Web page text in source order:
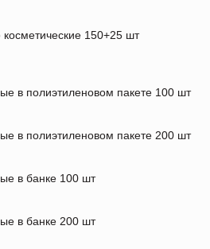
150+25 шт
в полиэтиленовом пакете 100 шт
в полиэтиленовом пакете 200 шт
в банке 100 шт
в банке 200 шт